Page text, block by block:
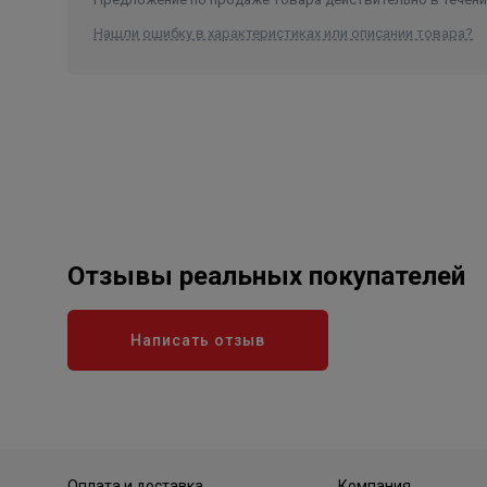
Нашли ошибку в характеристиках или описании товара?
Отзывы реальных покупателей
Написать отзыв